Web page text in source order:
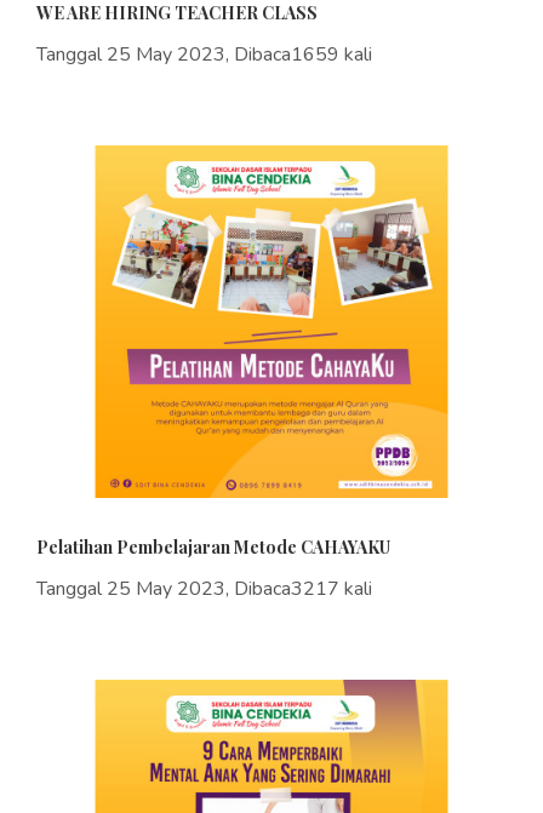
WE ARE HIRING TEACHER CLASS
Tanggal 25 May 2023, Dibaca1659 kali
Pelatihan Pembelajaran Metode CAHAYAKU
Tanggal 25 May 2023, Dibaca3217 kali